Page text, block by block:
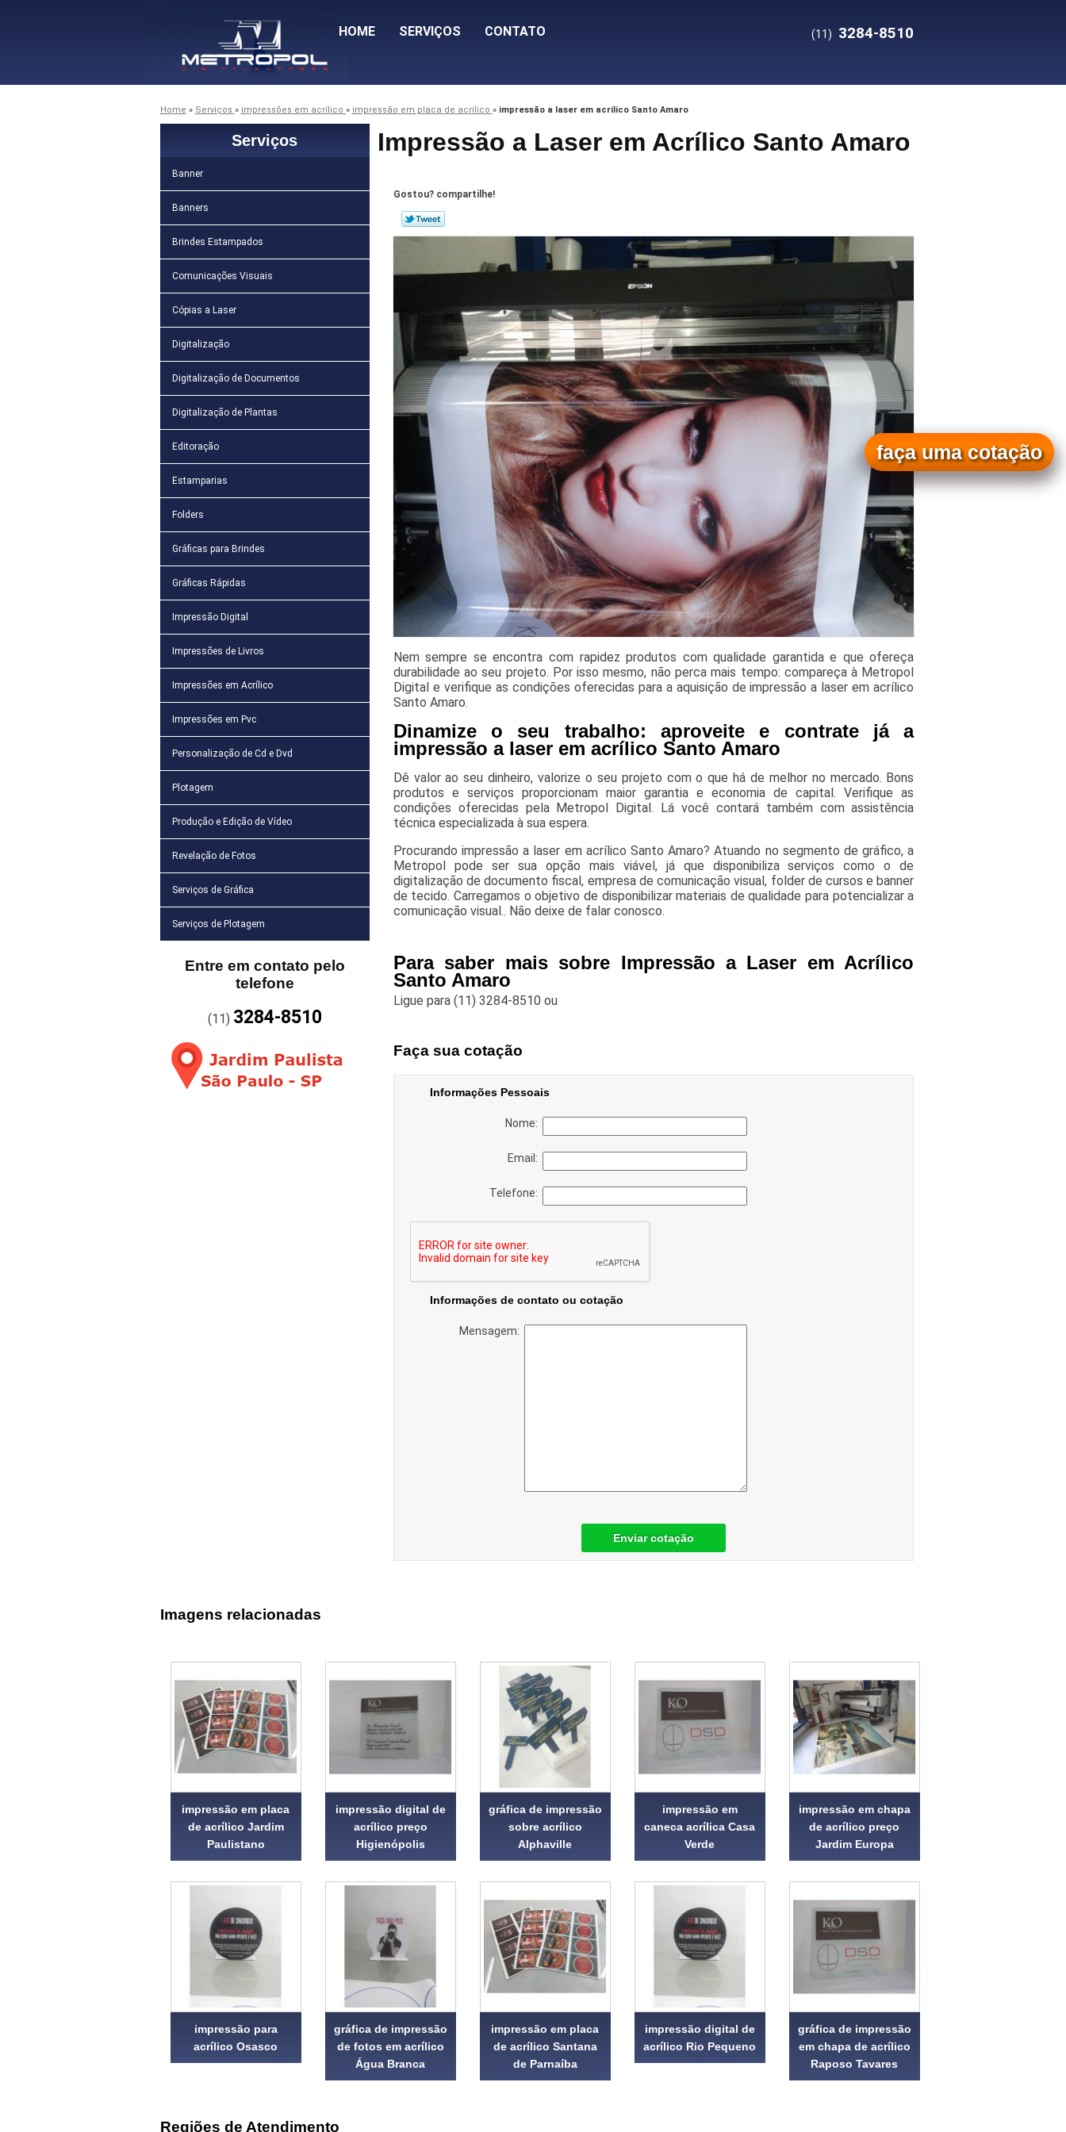
HOME SERVIÇOS CONTATO (11) 3284-8510
Home » Serviços » impressões em acrílico » impressão em placa de acrílico » impressão a laser em acrílico Santo Amaro
Serviços
Banner
Banners
Brindes Estampados
Comunicações Visuais
Cópias a Laser
Digitalização
Digitalização de Documentos
Digitalização de Plantas
Editoração
Estamparias
Folders
Gráficas para Brindes
Gráficas Rápidas
Impressão Digital
Impressões de Livros
Impressões em Acrílico
Impressões em Pvc
Personalização de Cd e Dvd
Plotagem
Produção e Edição de Vídeo
Revelação de Fotos
Serviços de Gráfica
Serviços de Plotagem
Entre em contato pelo
telefone
(11) 3284-8510
Impressão a Laser em Acrílico Santo Amaro
Gostou? compartilhe!
Nem sempre se encontra com rapidez produtos com qualidade garantida e que ofereça
durabilidade ao seu projeto. Por isso mesmo, não perca mais tempo: compareça à Metropol
Digital e verifique as condições oferecidas para a aquisição de impressão a laser em acrílico
Santo Amaro.
Dinamize o seu trabalho: aproveite e contrate já a
impressão a laser em acrílico Santo Amaro
Dê valor ao seu dinheiro, valorize o seu projeto com o que há de melhor no mercado. Bons
produtos e serviços proporcionam maior garantia e economia de capital. Verifique as
condições oferecidas pela Metropol Digital. Lá você contará também com assistência
técnica especializada à sua espera.
Procurando impressão a laser em acrílico Santo Amaro? Atuando no segmento de gráfico, a
Metropol pode ser sua opção mais viável, já que disponibiliza serviços como o de
digitalização de documento fiscal, empresa de comunicação visual, folder de cursos e banner
de tecido. Carregamos o objetivo de disponibilizar materiais de qualidade para potencializar a
comunicação visual.. Não deixe de falar conosco.
Para saber mais sobre Impressão a Laser em Acrílico
Santo Amaro
Ligue para (11) 3284-8510ou
faça uma cotação
Faça sua cotação
Informações Pessoais
Nome:
Email:
Telefone:
Informações de contato ou cotação
Mensagem:
Enviar cotação
Imagens relacionadas
impressão em placa
de acrílico Jardim
Paulistano
impressão digital de
acrílico preço
Higienópolis
gráfica de impressão
sobre acrílico
Alphaville
impressão em
caneca acrílica Casa
Verde
impressão em chapa
de acrílico preço
Jardim Europa
impressão para
acrílico Osasco
gráfica de impressão
de fotos em acrílico
Água Branca
impressão em placa
de acrílico Santana
de Parnaíba
impressão digital de
acrílico Rio Pequeno
gráfica de impressão
em chapa de acrílico
Raposo Tavares
Regiões de Atendimento